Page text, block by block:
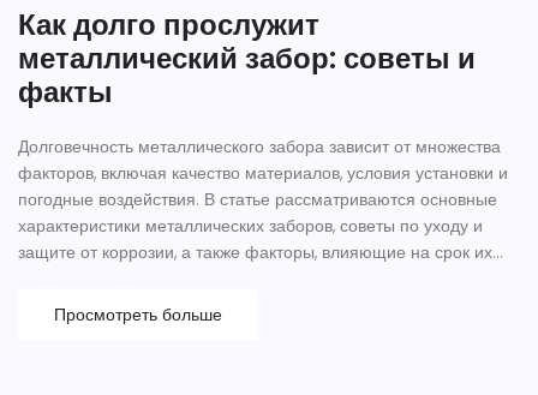
Как долго прослужит
металлический забор: советы и
факты
Долговечность металлического забора зависит от множества
факторов, включая качество материалов, условия установки и
погодные воздействия. В статье рассматриваются основные
характеристики металлических заборов, советы по уходу и
защите от коррозии, а также факторы, влияющие на срок их
прочности и эстетическому виду. Узнайте, как сделать, чтобы
ваш забор служил долгие годы.
Просмотреть больше